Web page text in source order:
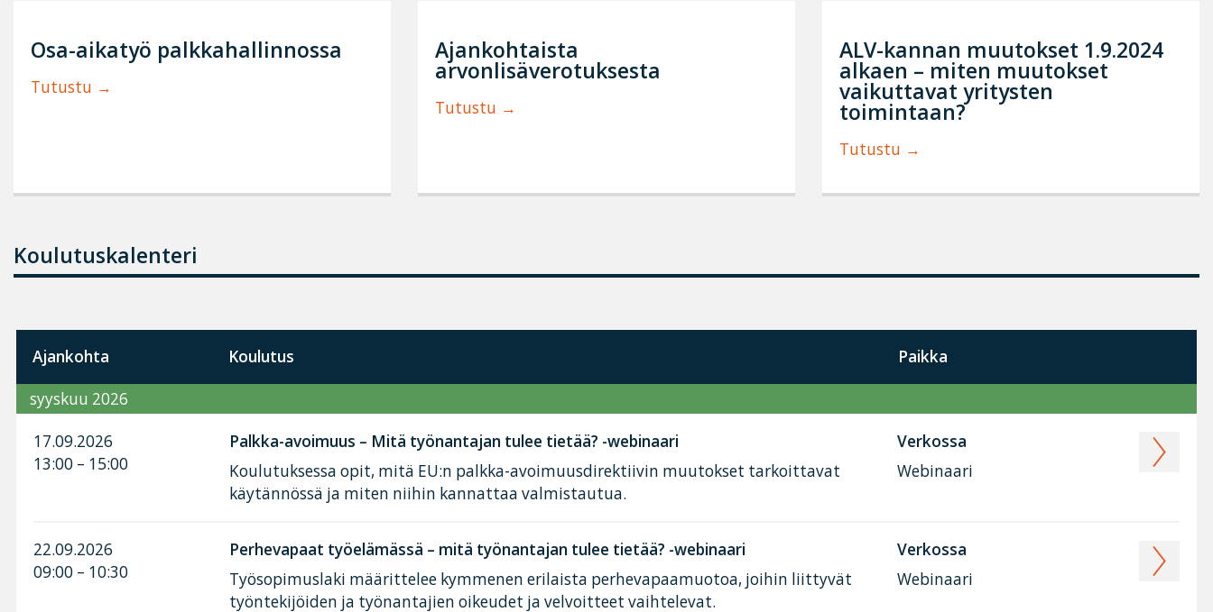
Osa-aikatyö palkkahallinnossa
Tutustu
Ajankohtaista
arvonlisäverotuksesta
Tutustu
ALV-kannan muutokset 1.9.2024
alkaen – miten muutokset
vaikuttavat yritysten
toimintaan?
Tutustu
Koulutuskalenteri
Ajankohta Koulutus Paikka
syyskuu 2026
17.09.2026
13:00 – 15:00
Palkka-avoimuus – Mitä työnantajan tulee tietää? -webinaari
Koulutuksessa opit, mitä EU:n palkka-avoimuusdirektiivin muutokset tarkoittavat
käytännössä ja miten niihin kannattaa valmistautua.
Verkossa
Webinaari
22.09.2026
09:00 – 10:30
Perhevapaat työelämässä – mitä työnantajan tulee tietää? -webinaari
Työsopimuslaki määrittelee kymmenen erilaista perhevapaamuotoa, joihin liittyvät
työntekijöiden ja työnantajien oikeudet ja velvoitteet vaihtelevat.
Verkossa
Webinaari